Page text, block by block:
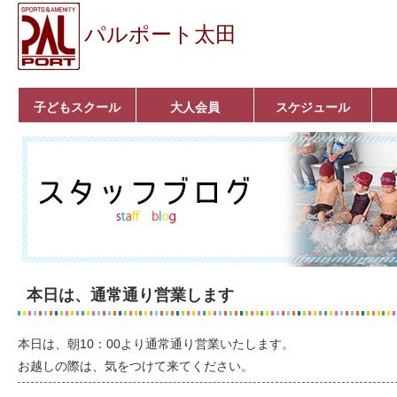
パルポート太田
子どもスクール
ベビーコース
幼児コース
小学生コース
育成コース
選手コース
キッズパーク(体操教
室)
クラシックバレエ
ボルダリング
■入会案内
大人会員
いきいきコース
トライアスロン
フィットネス
■入会案内
スケジュール
本日は、通常通り営業します
本日は、朝10：00より通常通り営業いたします。
お越しの際は、気をつけて来てください。